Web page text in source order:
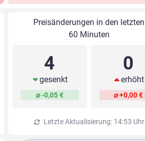
Preisänderungen in den letzten
60 Minuten
4
gesenkt
⌀ -0,05 €
0
erhöht
⌀ +0,00 €
Letzte Aktualisierung: 14:53 Uhr